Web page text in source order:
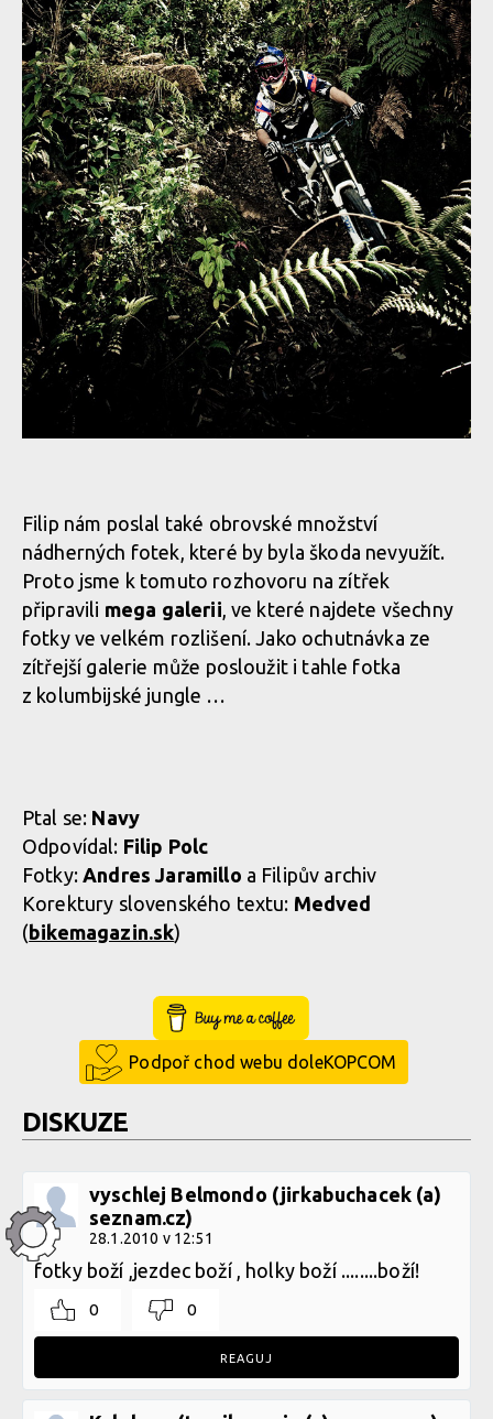
Filip nám poslal také obrovské množství
nádherných fotek, které by byla škoda nevyužít.
Proto jsme k tomuto rozhovoru na zítřek
připravili mega galerii, ve které najdete všechny
fotky ve velkém rozlišení. Jako ochutnávka ze
zítřejší galerie může posloužit i tahle fotka
z kolumbijské jungle …
Ptal se: Navy
Odpovídal: Filip Polc
Fotky:Andres Jaramillo a Filipův archiv
Korektury slovenského textu: Medved
(bikemagazin.sk)
Buy Me a Coffee
Podpoř chod webu doleKOPCOM
DISKUZE
vyschlej Belmondo (jirkabuchacek (a)
seznam.cz)
28.1.2010 v 12:51
fotky boží ,jezdec boží , holky boží ........boží!
0 0
REAGUJ